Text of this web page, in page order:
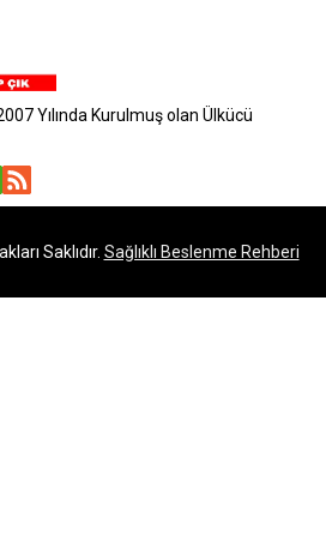
Yılında Kurulmuş olan Ülkücü
Saklıdır. Sağlıklı Beslenme Rehberi